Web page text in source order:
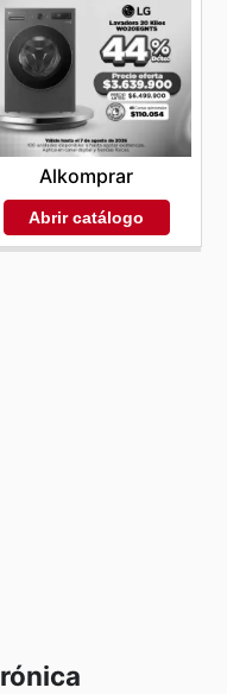
Alkomprar
Abrir catálogo